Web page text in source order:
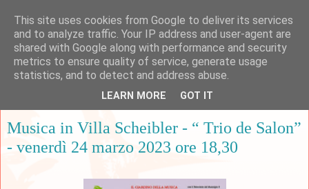
Musica in Villa Scheibler - “ Trio de Salon”
- venerdì 24 marzo 2023 ore 18,30
This site uses cookies from Google to deliver its services
and to analyze traffic. Your IP address and user-agent are
shared with Google along with performance and security
metrics to ensure quality of service, generate usage
statistics, and to detect and address abuse.
LEARN MORE GOT IT